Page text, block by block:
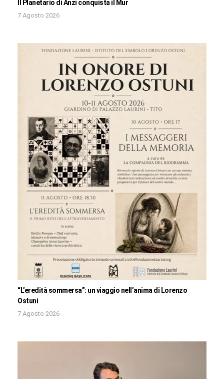
Il Planetario di Anzi conquista il Mur
7 Agosto 2026
“L’eredità sommersa”: un viaggio nell’anima di Lorenzo
Ostuni
7 Agosto 2026